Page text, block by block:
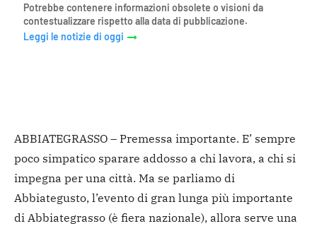
Potrebbe contenere informazioni obsolete o visioni da
contestualizzare rispetto alla data di pubblicazione.
Leggi le notizie di oggi
ABBIATEGRASSO – Premessa importante. E’ sempre
poco simpatico sparare addosso a chi lavora, a chi si
impegna per una città. Ma se parliamo di
Abbiategusto, l’evento di gran lunga più importante
di Abbiategrasso (è fiera nazionale), allora serve una